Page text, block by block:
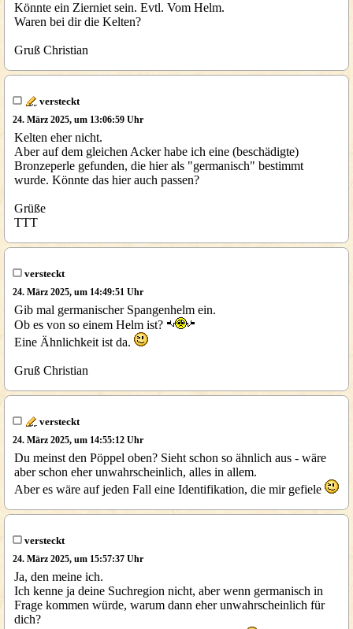
Könnte ein Zierniet sein. Evtl. Vom Helm.
Waren bei dir die Kelten?
Gruß Christian
versteckt
24. März 2025, um 13:06:59 Uhr
Kelten eher nicht.
Aber auf dem gleichen Acker habe ich eine (beschädigte)
Bronzeperle gefunden, die hier als "germanisch" bestimmt
wurde. Könnte das hier auch passen?
Grüße
TTT
versteckt
24. März 2025, um 14:49:51 Uhr
Gib mal germanischer Spangenhelm ein.
Ob es von so einem Helm ist?
Eine Ähnlichkeit ist da.
Gruß Christian
versteckt
24. März 2025, um 14:55:12 Uhr
Du meinst den Pöppel oben? Sieht schon so ähnlich aus - wäre
aber schon eher unwahrscheinlich, alles in allem.
Aber es wäre auf jeden Fall eine Identifikation, die mir gefiele
versteckt
24. März 2025, um 15:57:37 Uhr
Ja, den meine ich.
Ich kenne ja deine Suchregion nicht, aber wenn germanisch in
Frage kommen würde, warum dann eher unwahrscheinlich für
dich?